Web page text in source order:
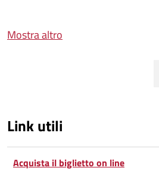
Mostra altro
Link utili
Acquista il biglietto on line